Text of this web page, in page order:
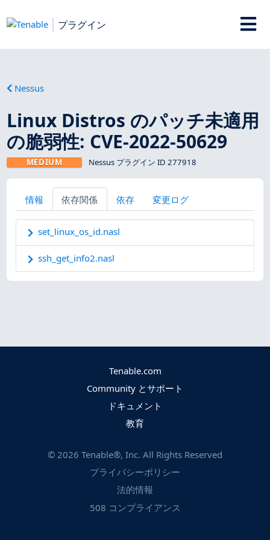
プラグイン
Nessus
Linux Distros のパッチ未適用
の脆弱性: CVE-2022-50629
MEDIUM Nessus プラグイン ID 277918
情報 依存関係 依存 変更ログ
set_linux_os_id.nasl
ssh_get_info2.nasl
Tenable.com
Community とサポート
ドキュメント
教育
© 2026 Tenable®, Inc. All Rights Reserved
プライバシーポリシー
法的情報
508 コンプライアンス